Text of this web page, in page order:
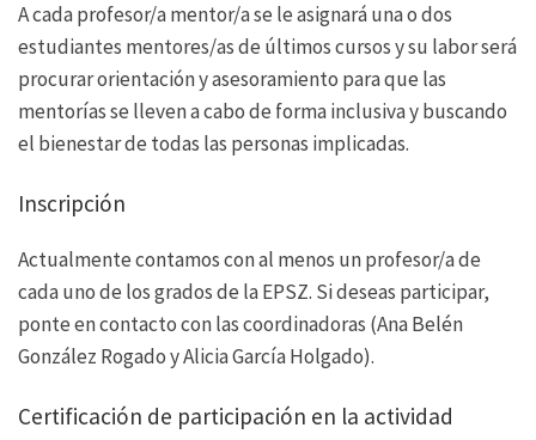
A cada profesor/a mentor/a se le asignará una o dos
estudiantes mentores/as de últimos cursos y su labor será
procurar orientación y asesoramiento para que las
mentorías se lleven a cabo de forma inclusiva y buscando
el bienestar de todas las personas implicadas.
Inscripción
Actualmente contamos con al menos un profesor/a de
cada uno de los grados de la EPSZ. Si deseas participar,
ponte en contacto con las coordinadoras (Ana Belén
González Rogado y Alicia García Holgado).
Certificación de participación en la actividad